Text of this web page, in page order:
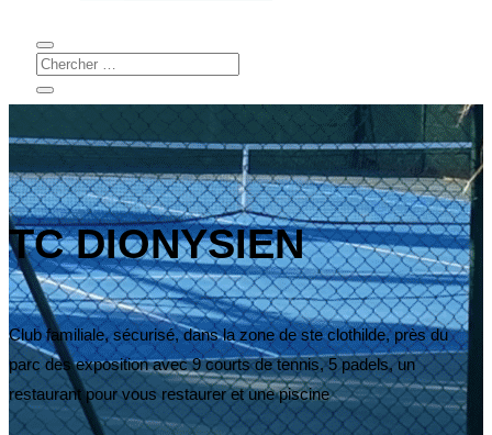
TC DIONYSIEN
Club familiale, sécurisé, dans la zone de ste clothilde, près du
parc des exposition avec 9 courts de tennis, 5 padels, un
restaurant pour vous restaurer et une piscine